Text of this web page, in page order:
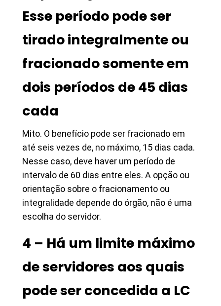
Esse período pode ser
tirado integralmente ou
fracionado somente em
dois períodos de 45 dias
cada
Mito. O benefício pode ser fracionado em
até seis vezes de, no máximo, 15 dias cada.
Nesse caso, deve haver um período de
intervalo de 60 dias entre eles. A opção ou
orientação sobre o fracionamento ou
integralidade depende do órgão, não é uma
escolha do servidor.
4 – Há um limite máximo
de servidores aos quais
pode ser concedida a LC